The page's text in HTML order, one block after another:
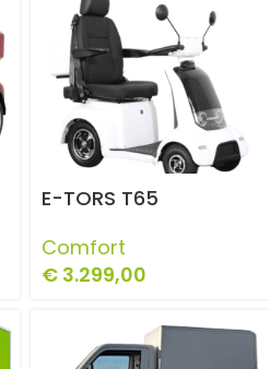
E-TORS T65
Comfort
€ 3.299,00